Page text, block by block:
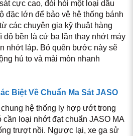
cực cao, đòi hỏi một loại dầu
đặc lớn để bảo vệ hệ thống bánh
các chuyên gia kỹ thuật hàng
độ bền là cứ ba lần thay nhớt máy
nhớt láp. Bỏ quên bước này sẽ
hú to và mài mòn nhanh
Biệt Về Chuẩn Ma Sát JASO
hệ thống ly hợp ướt trong
cần loại nhớt đạt chuẩn JASO MA
trượt nồi. Ngược lại, xe ga sử